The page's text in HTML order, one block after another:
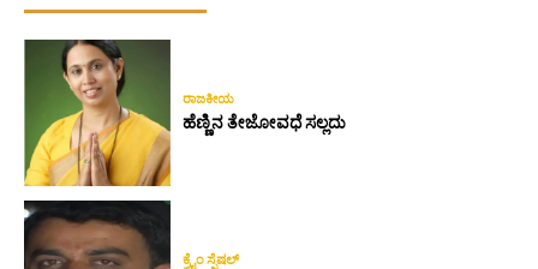
ರಾಜಕೀಯ
ಹೆಣ್ಣಿನ ತೇಜೋವಧೆ ಸಲ್ಲದು
ಕ್ರೈಂ ಸ್ಪೆಷಲ್